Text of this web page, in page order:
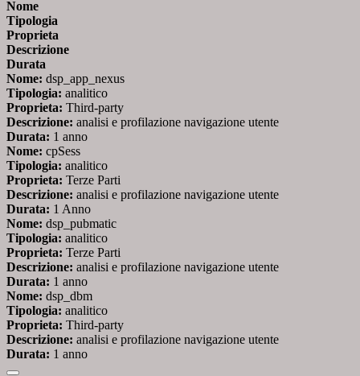
Nome
Tipologia
Proprieta
Descrizione
Durata
Nome: dsp_app_nexus
Tipologia: analitico
Proprieta: Third-party
Descrizione: analisi e profilazione navigazione utente
Durata: 1 anno
Nome: cpSess
Tipologia: analitico
Proprieta: Terze Parti
Descrizione: analisi e profilazione navigazione utente
Durata: 1 Anno
Nome: dsp_pubmatic
Tipologia: analitico
Proprieta: Terze Parti
Descrizione: analisi e profilazione navigazione utente
Durata: 1 anno
Nome: dsp_dbm
Tipologia: analitico
Proprieta: Third-party
Descrizione: analisi e profilazione navigazione utente
Durata: 1 anno